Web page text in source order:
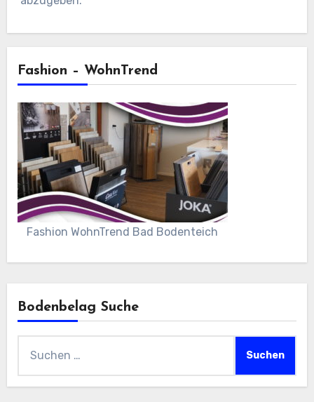
Fashion – WohnTrend
Fashion WohnTrend Bad Bodenteich
Bodenbelag Suche
nach: